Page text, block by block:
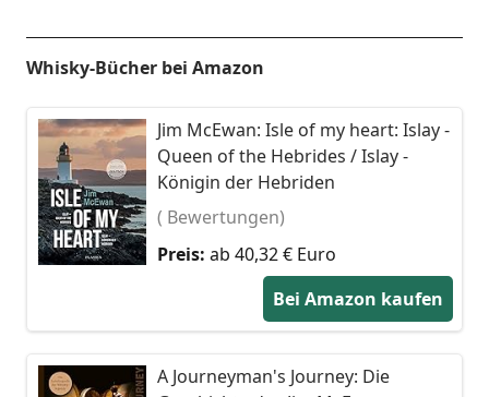
Whisky-Bücher bei Amazon
Jim McEwan: Isle of my heart: Islay -
Queen of the Hebrides / Islay -
Königin der Hebriden
( Bewertungen)
Preis: ab 40,32 € Euro
Bei Amazon kaufen
A Journeyman's Journey: Die